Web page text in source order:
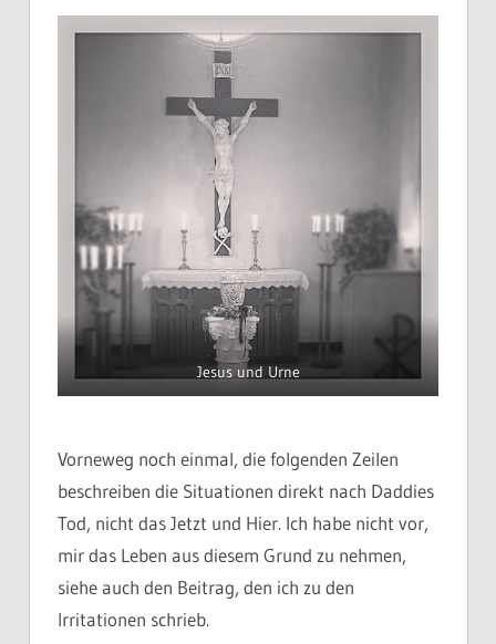
Jesus und Urne
Vorneweg noch einmal, die folgenden Zeilen
beschreiben die Situationen direkt nach Daddies
Tod, nicht das Jetzt und Hier. Ich habe nicht vor,
mir das Leben aus diesem Grund zu nehmen,
siehe auch den Beitrag, den ich zu den
Irritationen schrieb.